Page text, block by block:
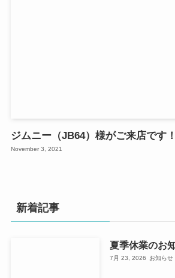
ジムニー（JB64）様がご来店です！
November 3, 2021
新着記事
夏季休業のお
7月 23, 2026 お知らせ